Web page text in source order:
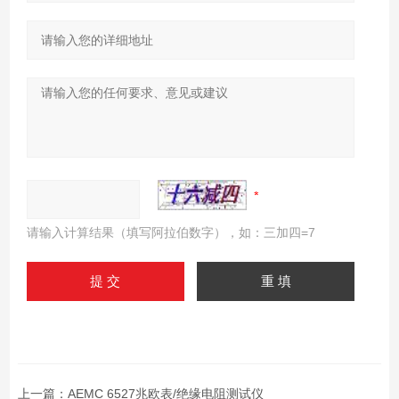
请输入计算结果（填写阿拉伯数字），如：三加四=7
上一篇： AEMC 6527兆欧表/绝缘电阻测试仪